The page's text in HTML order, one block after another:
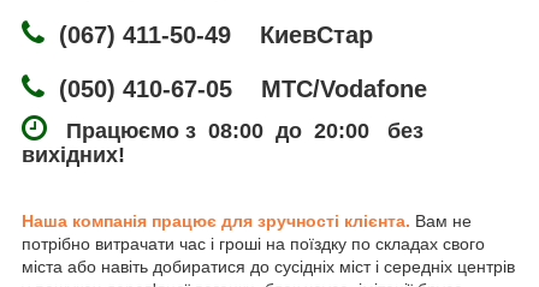
(067) 411-50-49 КиевСтар
(050) 410-67-05 МТС/Vodafone
Працюємо з 08:00 до 20:00 без
вихідних!
Наша компанія працює для зручності клієнта. Вам не
потрібно витрачати час і гроші на поїздку по складах свого
міста або навіть добиратися до сусідніх міст і середніх центрів